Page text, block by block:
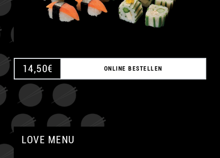
14,50€ ONLINE BESTELLEN
LOVE MENU